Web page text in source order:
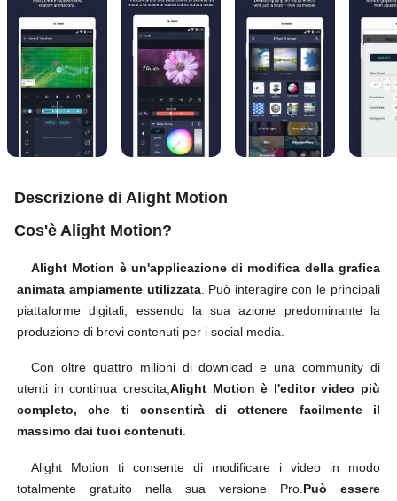
Descrizione di Alight Motion
Cos'è Alight Motion?
Alight Motion è un'applicazione di modifica della grafica
animata ampiamente utilizzata. Può interagire con le principali
piattaforme digitali, essendo la sua azione predominante la
produzione di brevi contenuti per i social media.
Con oltre quattro milioni di download e una community di
utenti in continua crescita, Alight Motion è l'editor video più
completo, che ti consentirà di ottenere facilmente il
massimo dai tuoi contenuti
Alight Motion ti consente di modificare i video in modo
totalmente gratuito nella sua versione Pro. Può essere